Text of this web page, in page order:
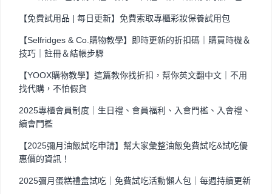
【免費試用品 | 每日更新】免費索取專櫃彩妝保養試用包
【Selfridges & Co.購物教學】即時更新的折扣碼｜購買時機＆
技巧｜註冊＆結帳步驟
【YOOX購物教學】這篇教你找折扣，幫你英文翻中文｜不用
找代購，不怕假貨
2025專櫃會員制度｜生日禮、會員福利、入會門檻、入會禮、
續會門檻
【2025彌月油飯試吃申請】幫大家彙整油飯免費試吃&試吃優
惠價的資訊！
2025彌月蛋糕禮盒試吃｜免費試吃活動懶人包｜每週持續更新